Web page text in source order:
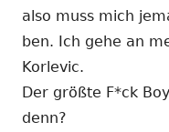
also muss mich
ben. Ich gehe an
Korlevic.
Der größte F*ck
denn?